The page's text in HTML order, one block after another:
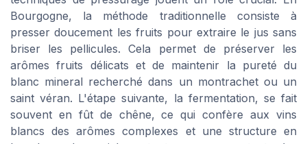
Bourgogne, la méthode traditionnelle consiste à
presser doucement les fruits pour extraire le jus sans
briser les pellicules. Cela permet de préserver les
arômes fruits délicats et de maintenir la pureté du
blanc mineral recherché dans un montrachet ou un
saint véran. L'étape suivante, la fermentation, se fait
souvent en fût de chêne, ce qui confère aux vins
blancs des arômes complexes et une structure en